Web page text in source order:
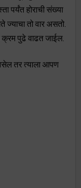
पर्यंत होराची संख्या
ज्याचा तो वार असतो.
क्रम पुढे वाढत जाईल.
असेल तर त्याला आपण